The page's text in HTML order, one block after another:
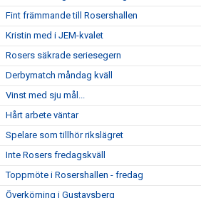
Fint främmande till Rosershallen
Kristin med i JEM-kvalet
Rosers säkrade seriesegern
Derbymatch måndag kväll
Vinst med sju mål...
Hårt arbete väntar
Spelare som tillhör rikslägret
Inte Rosers fredagskväll
Toppmöte i Rosershallen - fredag
Överkörning i Gustavsberg